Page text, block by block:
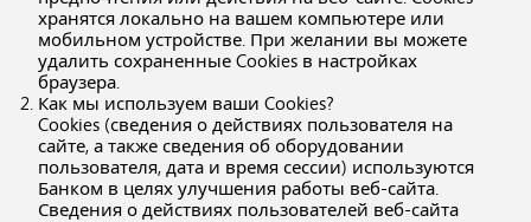
хранятся локально на вашем компьютере или
мобильном устройстве. При желании вы можете
удалить сохраненные Cookies в настройках
браузера.
Как мы используем ваши Cookies?
Cookies (сведения о действиях пользователя на
сайте, а также сведения об оборудовании
пользователя, дата и время сессии) используются
Банком в целях улучшения работы веб-сайта.
Сведения о действиях пользователей веб-сайта